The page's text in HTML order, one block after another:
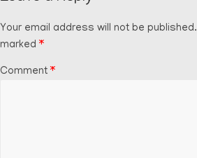
Your email address will not be published.
marked *
Comment *